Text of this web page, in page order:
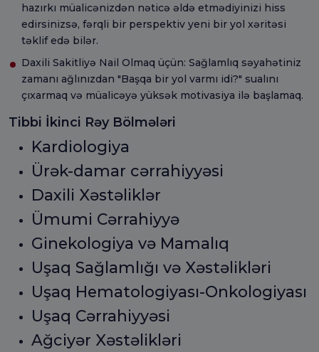
hazırkı müalicənizdən nəticə əldə etmədiyinizi hiss
edirsinizsə, fərqli bir perspektiv yeni bir yol xəritəsi
təklif edə bilər.
Daxili Sakitliyə Nail Olmaq üçün: Sağlamlıq səyahətiniz
zamanı ağlınızdan "Başqa bir yol varmı idi?" sualını
çıxarmaq və müalicəyə yüksək motivasiya ilə başlamaq.
Tibbi İkinci Rəy Bölmələri
Kardiologiya
Ürək-damar cərrahiyyəsi
Daxili Xəstəliklər
Ümumi Cərrahiyyə
Ginekologiya və Mamalıq
Uşaq Sağlamlığı və Xəstəlikləri
Uşaq Hematologiyası-Onkologiyası
Uşaq Cərrahiyyəsi
Ağciyər Xəstəlikləri